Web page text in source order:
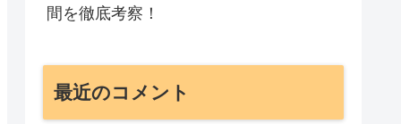
間を徹底考察！
最近のコメント